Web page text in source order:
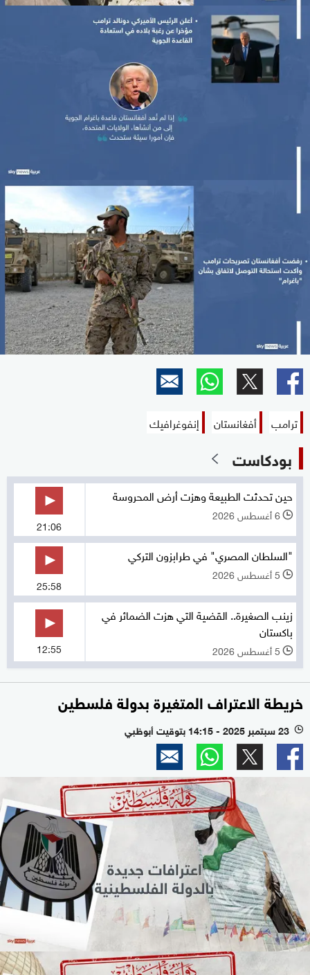
ترامب أفغانستان إنفوغرافيك
بودكاست
حين تحدثت الطبيعة وهزت أرض المحروسة
l 6 أغسطس 2026
21:06
"السلطان المصري" في طرابزون التركي
l 5 أغسطس 2026
25:58
زينب الصغيرة.. القضية التي هزت الضمائر في
باكستان
l 5 أغسطس 2026 12:55
خريطة الاعتراف المتغيرة بدولة فلسطين
l 23 سبتمبر 2025 - 14:15 بتوقيت أبوظبي